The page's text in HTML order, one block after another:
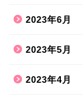
2023年6月
2023年5月
2023年4月